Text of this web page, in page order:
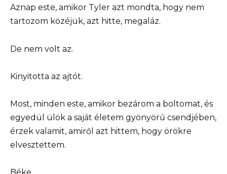
Aznap este, amikor Tyler azt mondta, hogy nem
tartozom közéjük, azt hitte, megaláz.
De nem volt az.
Kinyitotta az ajtót.
Most, minden este, amikor bezárom a boltomat, és
egyedül ülök a saját életem gyönyörű csendjében,
érzek valamit, amiről azt hittem, hogy örökre
elvesztettem.